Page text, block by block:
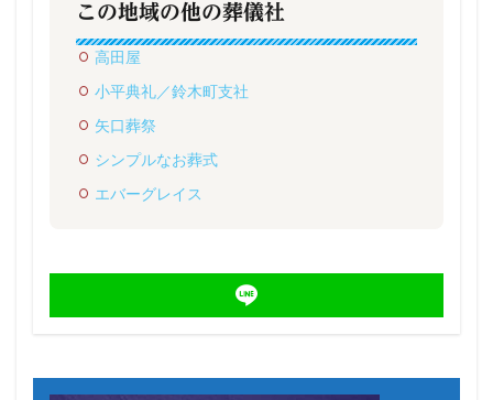
この地域の他の葬儀社
高田屋
小平典礼／鈴木町支社
矢口葬祭
シンプルなお葬式
エバーグレイス